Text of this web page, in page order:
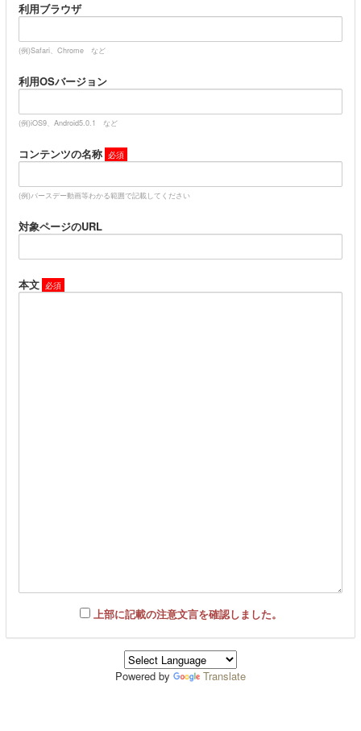
利用ブラウザ
(例)Safari、Chrome など
利用OSバージョン
(例)iOS9、Android5.0.1 など
コンテンツの名称
(例)バースデー動画等わかる範囲で記載してください
対象ページのURL
本文
上部に記載の注意文言を確認しました。
Powered by Translate